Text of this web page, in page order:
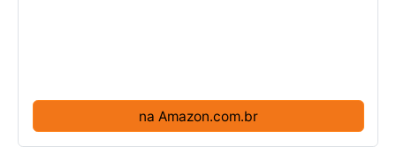
na Amazon.com.br